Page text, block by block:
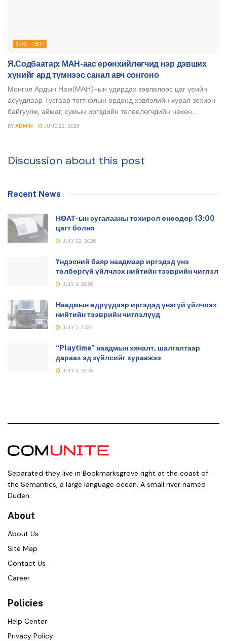
УЛС ТӨР
Я.Содбаатар: МАН-аас ерөнхийлөгчид нэр дэвших
хүнийг ард түмнээс санал авч сонгоно
Монгол Ардын Нам(МАН)-ын удирдах зөвлөлөөс цаг үеийн
асуудлаар Тусгаар тогтнолын ордонд хэвлэлийн хурал зохион
байгуулж, аймаг, сумын иргэдийн төлөөлөгчдийн нөхөн...
BY ADMIN JUNE 22, 2026
Discussion about this post
Recent News
НӨАТ-ын сугалааны тохирол өнөөдөр 13:00
цагт болно
JULY 22, 2026
Үндэсний баяр наадмаар иргэдэд үнэ
төлбөргүй үйлчлэх нийтийн тээврийн чиглэл
JULY 9, 2026
Наадмын өдрүүдээр иргэдэд үнэгүй үйлчлэх
нийтийн тээврийн чиглэлүүд
JULY 7, 2026
“Playtime” наадмын хяналт, шалгалтаар
дараах эд зүйлсийг хураажээ
JULY 3, 2026